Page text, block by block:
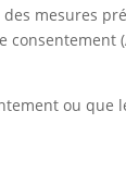
mesures
ou